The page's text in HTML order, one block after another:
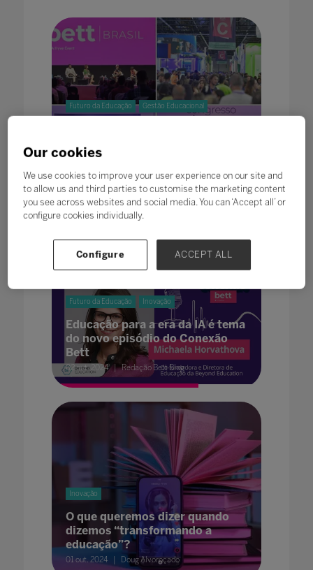
Futuro da Educação Gestão Educacional
Inscrições abertas para a Bett
Brasil 2025
07 out. 2024 Redação Bett Blog
Futuro da Educação Inovação
Educação para a era da IA é tema
do novo episódio do Conexão
Bett
02 out. 2024 Redação Bett Blog
Inovação
O que queremos dizer quando
dizemos “transformando a
educação”?
01 out. 2024 Doug Alvoroçado
Our cookies
We use cookies to improve your user experience on our site and
to allow us and third parties to customise the marketing content
you see across websites and social media. You can ‘Accept all’ or
configure cookies individually.
Configure ACCEPT ALL